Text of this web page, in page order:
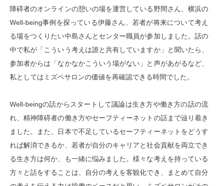
障碍者のオンラインの憩いの場を運営している野間さん、横浜の
Well-being事例を探っている伊藤さん、若者が将来について考え
る場をつくりたい中島さんとセンター職員が参加しました。話の
中で私が「こういう考えは誰と共有していますか」と聞いたら、
参加者からは「なかなかこういう場がない」と声があがるなど、
私としてはミズベサロンの価値を再確認できる時間でした。
Well-beingの話からスタートして議論は生き方や働き方の話の流
れ、精神障碍者の働き方やセーフティーネットの話まで辿り着き
ました。また、日本で不足しているセーフティーネットをどうす
れば解消できるか、若者が自分のキャリアと社会貢献を両立でき
る生き方は何か、も一緒に悩みました。様々な考えを持っている
方々と話をすることは、自分の考えを客観化でき、まとめて自分